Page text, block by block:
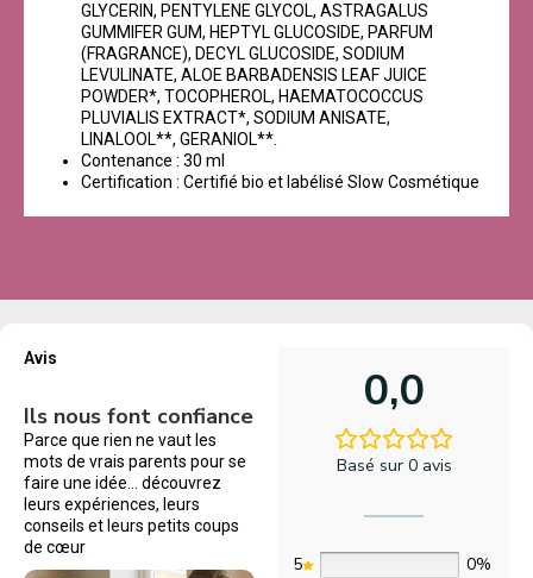
GLYCERIN, PENTYLENE GLYCOL, ASTRAGALUS
GUMMIFER GUM, HEPTYL GLUCOSIDE, PARFUM
(FRAGRANCE), DECYL GLUCOSIDE, SODIUM
LEVULINATE, ALOE BARBADENSIS LEAF JUICE
POWDER*, TOCOPHEROL, HAEMATOCOCCUS
PLUVIALIS EXTRACT*, SODIUM ANISATE,
LINALOOL**, GERANIOL**.
Contenance : 30 ml
Certification : Certifié bio et labélisé Slow Cosmétique
Avis
Ils nous font confiance
Parce que rien ne vaut les
mots de vrais parents pour se
faire une idée… découvrez
leurs expériences, leurs
conseils et leurs petits coups
de cœur
0,0
Basé sur 0 avis
5
0%